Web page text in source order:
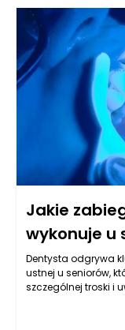
odporną na
materiałów takich
klasy lakierem,
czyni je
przygotowuje się
frontów
wysokiej
kontekście
Jakie
wykonuje u
Dentysta odgrywa
ustnej u seniorów,
szczególnej troski i